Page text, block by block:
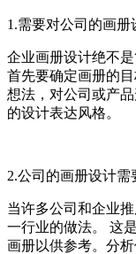
1.需要对公司的画册
企业画册设计绝不
首先要确定画册的
想法，对公司或产
的设计表达风格。
2.公司的画册设计需
当许多公司和企业
一行业的做法。 这
画册以供参考。分